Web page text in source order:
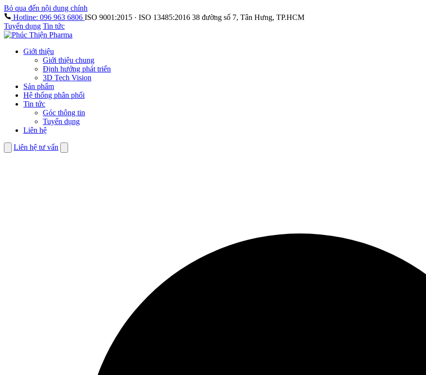
Bỏ qua đến nội dung chính
Hotline: 096 963 6806 ISO 9001:2015 · ISO 13485:2016 38 đường số 7, Tân Hưng, TP.HCM
Tuyển dụng Tin tức
Giới thiệu
Giới thiệu chung
Định hướng phát triển
3D Tech Vision
Sản phẩm
Hệ thống phân phối
Tin tức
Góc thông tin
Tuyển dụng
Liên hệ
Liên hệ tư vấn